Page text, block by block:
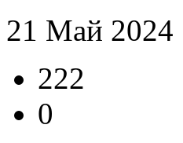
21 Май 2024
222
0